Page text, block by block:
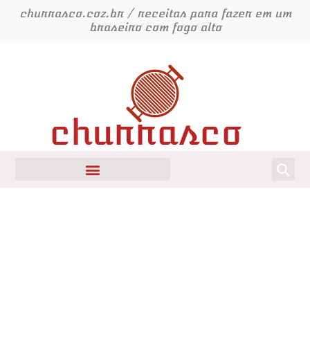
churrasco.coz.br / receitas para fazer em um
braseiro com fogo alto
churrasco